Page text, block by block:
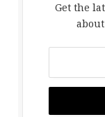
Get the